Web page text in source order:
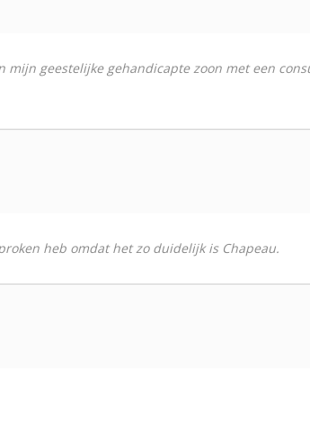
geestelijke gehandicapte zoon met een
heb omdat het zo duidelijk is Chapeau.